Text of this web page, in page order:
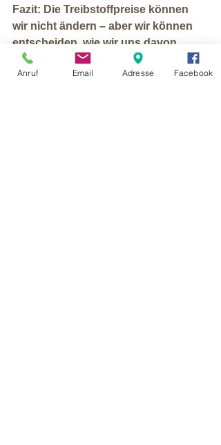
Fazit: Die Treibstoffpreise können
wir nicht ändern – aber wir können
entscheiden, wie wir uns davon
unabhängig machen.
Lasst uns
gemeinsam die Mobilitätswende
Anruf Email Adresse Facebook